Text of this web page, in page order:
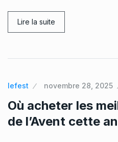
Lire la suite
lefest novembre 28, 2025
Où acheter les
de l’Avent cette